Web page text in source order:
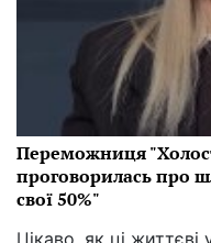
Переможниця
проговорилась про
свої 50%"